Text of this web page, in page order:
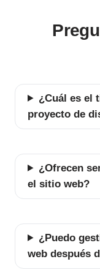
¿Cuál es el
proyecto de
¿Ofrecen
el sitio web?
¿Puedo
web después